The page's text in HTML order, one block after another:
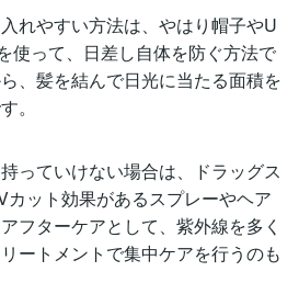
れやすい方法は、やはり帽子やU
使って、日差し自体を防ぐ方法で
、髪を結んで日光に当たる面積を
。
っていけない場合は、ドラッグス
カット効果があるスプレーやヘア
フターケアとして、紫外線を多く
ートメントで集中ケアを行うのも